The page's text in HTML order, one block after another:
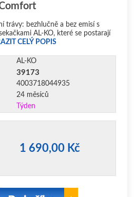
trávy: bezhlučně a bez emisí s
AL-KO, které se postarají
CELÝ POPIS
AL-KO
39173
4003718044935
24 měsíců
Týden
1 690,00 Kč